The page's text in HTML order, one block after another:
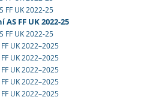
FF UK 2022-25
FF UK 2022-25
FF UK 2022-25
UK 2022–2025
UK 2022–2025
UK 2022–2025
UK 2022–2025
UK 2022–2025